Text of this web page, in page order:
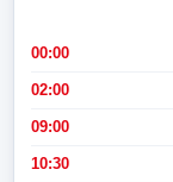
00:00
02:00
09:00
10:30